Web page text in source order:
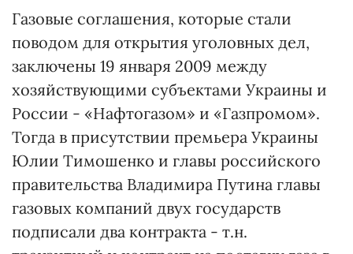
Газовые соглашения, которые стали
поводом для открытия уголовных дел,
заключены 19 января 2009 между
хозяйствующими субъектами Украины и
России - «Нафтогазом» и «Газпромом».
Тогда в присутствии премьера Украины
Юлии Тимошенко и главы российского
правительства Владимира Путина главы
газовых компаний двух государств
подписали два контракта - т.н.